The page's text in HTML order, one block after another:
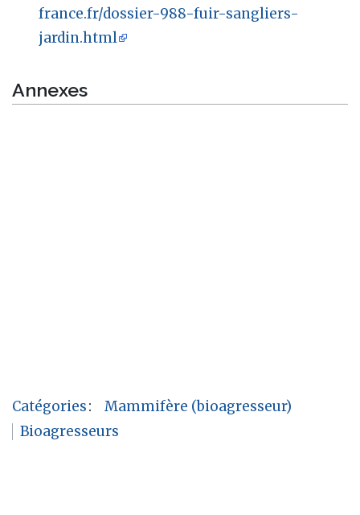
france.fr/dossier-988-fuir-sangliers-
jardin.html
Annexes
Catégories:
Mammifère (bioagresseur)
Bioagresseurs